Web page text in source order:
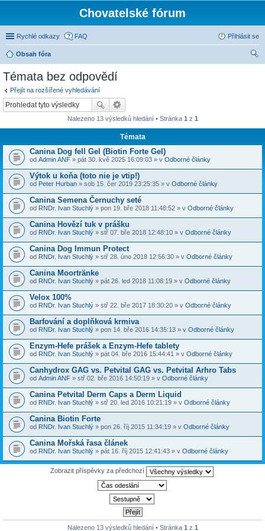
Chovatelské fórum
Rychlé odkazy FAQ Přihlásit se
Obsah fóra
Témata bez odpovědí
Přejít na rozšířené vyhledávání
Nalezeno 13 výsledků hledání • Stránka 1 z 1
Témata
Canina Dog fell Gel (Biotin Forte Gel)
od Admin ANF » pát 30. kvě 2025 16:09:03 » v Odborné články
Výtok u koňa (toto nie je vtip!)
od Peter Hurban » sob 15. čer 2019 23:25:35 » v Odborné články
Canina Semena Černuchy seté
od RNDr. Ivan Stuchlý » pon 19. bře 2018 11:48:52 » v Odborné články
Canina Hovězí tuk v prášku
od RNDr. Ivan Stuchlý » stř 07. bře 2018 12:48:10 » v Odborné články
Canina Dog Immun Protect
od RNDr. Ivan Stuchlý » stř 28. úno 2018 12:56:30 » v Odborné články
Canina Moortränke
od RNDr. Ivan Stuchlý » pát 26. led 2018 11:08:19 » v Odborné články
Velox 100%
od RNDr. Ivan Stuchlý » stř 22. bře 2017 18:30:20 » v Odborné články
Barfování a doplňková krmiva
od RNDr. Ivan Stuchlý » pon 14. bře 2016 14:35:13 » v Odborné články
Enzym-Hefe prášek a Enzym-Hefe tablety
od RNDr. Ivan Stuchlý » pát 04. bře 2016 15:44:41 » v Odborné články
Canhydrox GAG vs. Petvital GAG vs. Petvital Arhro Tabs
od Admin ANF » stř 02. bře 2016 14:50:19 » v Odborné články
Canina Petvital Derm Caps a Derm Liquid
od RNDr. Ivan Stuchlý » stř 20. led 2016 10:21:19 » v Odborné články
Canina Biotin Forte
od RNDr. Ivan Stuchlý » pon 26. říj 2015 11:34:19 » v Odborné články
Canina Mořská řasa článek
od RNDr. Ivan Stuchlý » pát 16. říj 2015 12:41:43 » v Odborné články
Zobrazit příspěvky za předchozí
Nalezeno 13 výsledků hledání • Stránka 1 z 1